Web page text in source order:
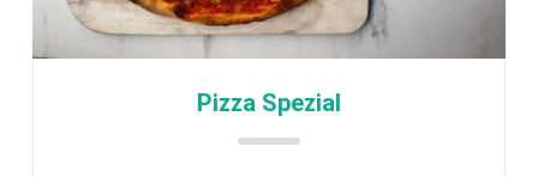
Pizza Spezial